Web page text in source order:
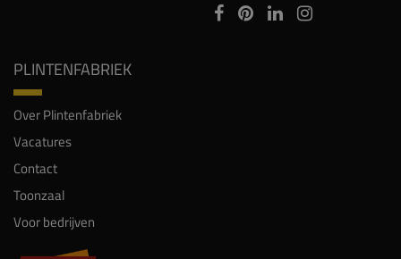
PLINTENFABRIEK
Over Plintenfabriek
Vacatures
Contact
Toonzaal
Voor bedrijven